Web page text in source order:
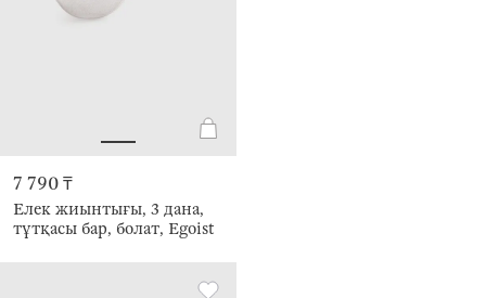
7 790 ₸
Елек жиынтығы, 3 дана,
тұтқасы бар, болат, Egoist